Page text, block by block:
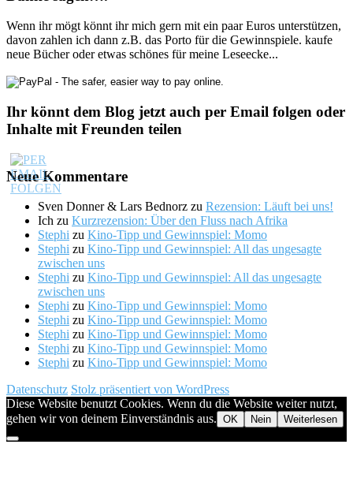
Wenn ihr mögt könnt ihr mich gern mit ein paar Euros unterstützen,
davon zahlen ich dann z.B. das Porto für die Gewinnspiele. kaufe
neue Bücher oder etwas schönes für meine Leseecke...
Ihr könnt dem Blog jetzt auch per Email folgen oder
Inhalte mit Freunden teilen
Neue Kommentare
Sven Donner & Lars Bednorz zu Rezension: Läuft bei uns!
Ich zu Kurzrezension: Über den Fluss nach Afrika
Stephi zu Kino-Tipp und Gewinnspiel: Momo
Stephi zu Kino-Tipp und Gewinnspiel: All das ungesagte
zwischen uns
Stephi zu Kino-Tipp und Gewinnspiel: All das ungesagte
zwischen uns
Stephi zu Kino-Tipp und Gewinnspiel: Momo
Stephi zu Kino-Tipp und Gewinnspiel: Momo
Stephi zu Kino-Tipp und Gewinnspiel: Momo
Stephi zu Kino-Tipp und Gewinnspiel: Momo
Stephi zu Kino-Tipp und Gewinnspiel: Momo
Datenschutz Stolz präsentiert von WordPress
Diese Website benutzt Cookies. Wenn du die Website weiter nutzt,
gehen wir von deinem Einverständnis aus. OK Nein Weiterlesen